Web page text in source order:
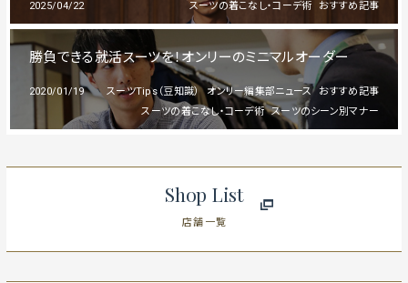
2025/04/22 おすすめ記事
スーツの着こなし・コーデ術
勝負できる就活スーツを！オンリーのミニマルオーダー
2020/01/19 おすすめ記事
オンリー編集部ニュース
スーツTips（豆知識）
スーツのシーン別マナー
スーツの着こなし・コーデ術
Shop List
店舗一覧